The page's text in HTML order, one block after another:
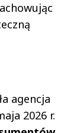
agencja
2026 r.